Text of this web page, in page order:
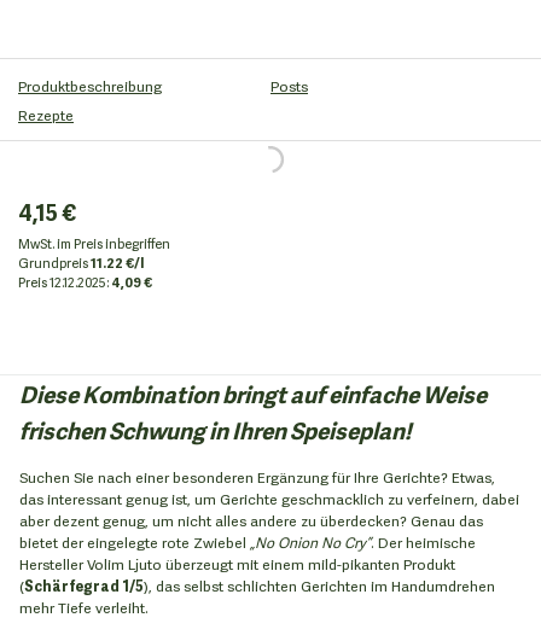
Produktbeschreibung
Posts
Rezepte
4,15 €
MwSt. im Preis inbegriffen
Grundpreis11.22 €/l
Preis12.12.2025:4,09 €
Diese Kombination bringt auf einfache Weise
frischen Schwung in Ihren Speiseplan!
Suchen Sie nach einer besonderen Ergänzung für Ihre Gerichte? Etwas,
das interessant genug ist, um Gerichte geschmacklich zu verfeinern, dabei
aber dezent genug, um nicht alles andere zu überdecken? Genau das
bietet der eingelegte rote Zwiebel „No Onion No Cry”. Der heimische
Hersteller Volim Ljuto überzeugt mit einem mild-pikanten Produkt
(Schärfegrad 1/5), das selbst schlichten Gerichten im Handumdrehen
mehr Tiefe verleiht.